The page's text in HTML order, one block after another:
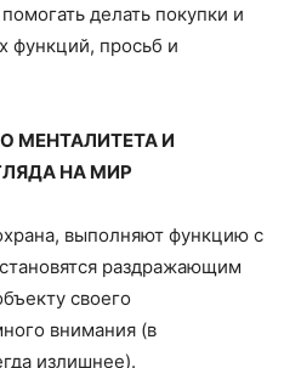
делать покупки и
функций, просьб и
МЕНТАЛИТЕТА И
НА МИР
выполняют функцию с
раздражающим
своего
внимания (в
излишнее).